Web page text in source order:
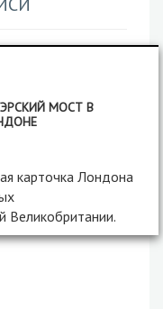
Новгороде
Гомеле
МОСТ В
карточка Лондона
Великобритании.